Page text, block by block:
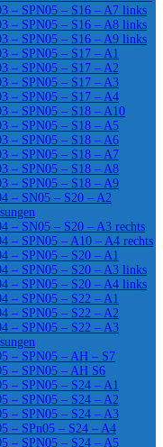
– SPN05 – S16 – A7 links
– SPN05 – S16 – A8 links
– SPN05 – S16 – A9 links
– SPN05 – S17 – A1
– SPN05 – S17 – A2
– SPN05 – S17 – A3
– SPN05 – S17 – A4
– SPN05 – S18 – A10
– SPN05 – S18 – A5
– SPN05 – S18 – A6
– SPN05 – S18 – A7
– SPN05 – S18 – A8
– SPN05 – S18 – A9
– SN05 – S20 – A2
– SN05 – S20 – A3 rechts
– SPN05 – A10 – A4 rechts
– SPN05 – S20 – A1
– SPN05 – S20 – A3 links
– SPN05 – S20 – A4 links
– SPN05 – S22 – A1
– SPN05 – S22 – A2
– SPN05 – S22 – A3
– SPN05 – AH – S7
– SPN05 – AH S6
– SPN05 – S24 – A1
– SPN05 – S24 – A2
– SPN05 – S24 – A3
– SPn05 – S24 – A4
– SPN05 – S24 – A5